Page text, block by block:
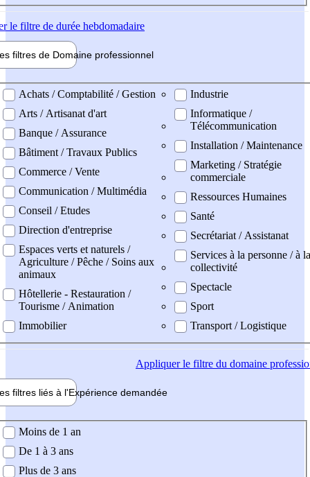
le filtre de durée hebdomadaire
filtres de Domaine professionnel
professionel
Achats / Comptabilité / Gestion
Arts / Artisanat d'art
Banque / Assurance
Bâtiment / Travaux Publics
Commerce / Vente
Communication / Multimédia
Conseil / Etudes
Direction d'entreprise
Espaces verts et naturels /
Agriculture / Pêche / Soins aux
animaux
Hôtellerie - Restauration /
Tourisme / Animation
Immobilier
Industrie
Informatique /
Télécommunication
Installation / Maintenance
Marketing / Stratégie
commerciale
Ressources Humaines
Santé
Secrétariat / Assistanat
Services à la personne / à la
collectivité
Spectacle
Sport
Transport / Logistique
Appliquerle filtre du domaine
filtres liés à l'Expérience demandée
demandée
Moins de 1 an
De 1 à 3 ans
Plus de 3 ans